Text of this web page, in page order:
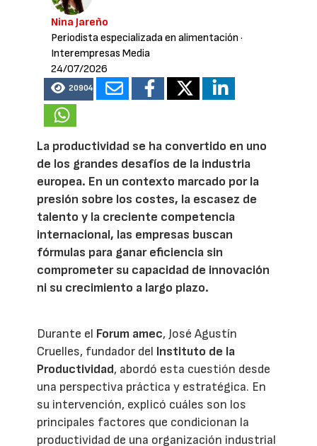
Nina Jareño
Periodista especializada en alimentación ·
Interempresas Media
24/07/2026
20904
La productividad se ha convertido en uno
de los grandes desafíos de la industria
europea. En un contexto marcado por la
presión sobre los costes, la escasez de
talento y la creciente competencia
internacional, las empresas buscan
fórmulas para ganar eficiencia sin
comprometer su capacidad de innovación
ni su crecimiento a largo plazo.
Durante el Forum amec, José Agustín
Cruelles, fundador del Instituto de la
Productividad, abordó esta cuestión desde
una perspectiva práctica y estratégica. En
su intervención, explicó cuáles son los
principales factores que condicionan la
productividad de una organización industrial